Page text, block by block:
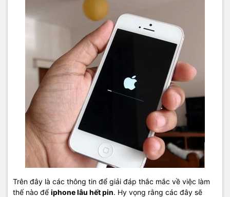
Trên đây là các thông tin để giải đáp thắc mắc về việc làm
thế nào để iphone lâu hết pin. Hy vọng rằng các đây sẽ